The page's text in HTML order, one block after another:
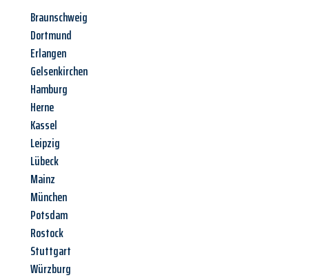
Braunschweig
Dortmund
Erlangen
Gelsenkirchen
Hamburg
Herne
Kassel
Leipzig
Lübeck
Mainz
München
Potsdam
Rostock
Stuttgart
Würzburg